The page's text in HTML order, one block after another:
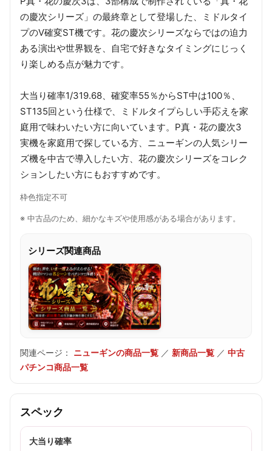
の慶次シリーズ」の最終章として登場した、ミドルタイ
プのV確変ST機です。花の慶次シリーズならではの迫力
ある演出や世界観を、自宅で好きなタイミングにじっく
り楽しめる点が魅力です。
大当り確率1/319.68、確変率55％からST中は100％、
ST135回という仕様で、ミドルタイプらしい手応えを家
庭用で味わいたい方に向いています。P真・花の慶次3
実機を家庭用で探している方、ニューギンの人気シリー
ズ機を中古で導入したい方、花の慶次シリーズをコレク
ションしたい方にもおすすめです。
枠色指定不可
※ 中古品のため、細かなキズや使用感がある場合があります。
シリーズ関連商品
関連ページ： ニューギンの商品一覧 ／ 新商品一覧 ／ 中古
パチンコ商品一覧
スペック
大当り確率